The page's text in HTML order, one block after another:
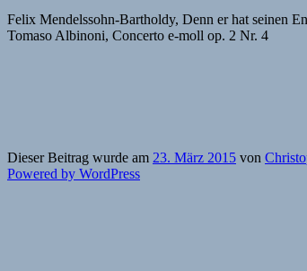
Felix Mendelssohn-Bartholdy, Denn er hat seinen
Tomaso Albinoni, Concerto e-moll op. 2 Nr. 4
Dieser Beitrag wurde am 23. März 2015 von
Powered by WordPress